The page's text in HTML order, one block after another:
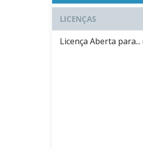
LICENÇAS
Licença Aberta para...